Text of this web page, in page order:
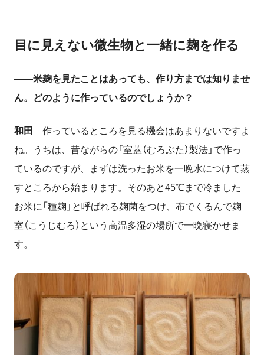
目に見えない微生物と一緒に麹を作る
――米麹を見たことはあっても、作り方までは知りませ
ん。どのように作っているのでしょうか？
和田
作っているところを見る機会はあまりないですよ
ね。うちは、昔ながらの「室蓋（むろぶた）製法」で作っ
ているのですが、まずは洗ったお米を一晩水につけて蒸
すところから始まります。そのあと45℃まで冷ました
お米に「種麹」と呼ばれる麹菌をつけ、布でくるんで麹
室（こうじむろ）という高温多湿の場所で一晩寝かせま
す。